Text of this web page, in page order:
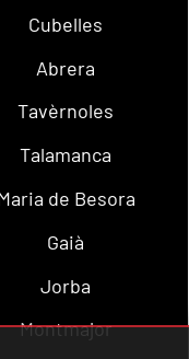
Cubelles
Abrera
Tavèrnoles
Talamanca
de Besora
Gaià
Jorba
Montmajor